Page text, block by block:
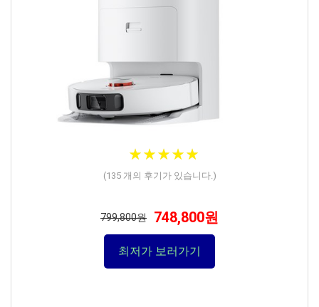
★★★★★
★★★★★
(135개의 후기가 있습니다.)
799,800원 748,800원
최저가 보러가기